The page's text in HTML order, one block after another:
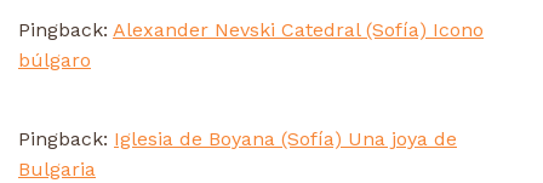
Pingback: Alexander Nevski Catedral (Sofía) Icono
búlgaro
Pingback: Iglesia de Boyana (Sofía) Una joya de
Bulgaria